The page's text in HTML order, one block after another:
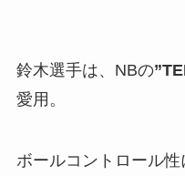
鈴木選手は、NBの
愛用。
ボールコントロール